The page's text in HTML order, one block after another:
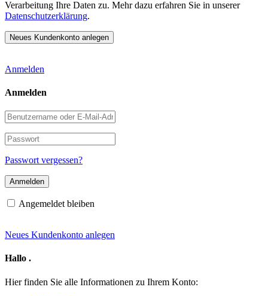
Verarbeitung Ihre Daten zu. Mehr dazu erfahren Sie in unserer
Datenschutzerklärung.
Anmelden
Anmelden
Benutzername
oder
E-
Mail-
Adresse
Passwort
Passwort vergessen?
Angemeldet bleiben
Neues Kundenkonto anlegen
Hallo .
Hier finden Sie alle Informationen zu Ihrem Konto: